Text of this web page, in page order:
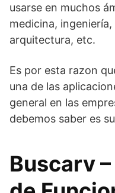
usarse en muchos
medicina,
arquitectura, etc.
Es por esta razon
una de las
general en las
debemos saber es
Buscarv